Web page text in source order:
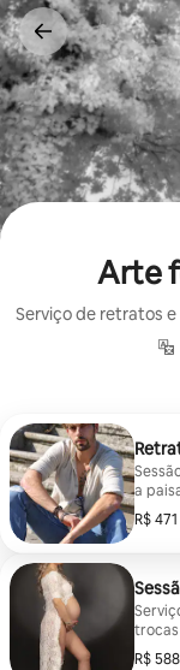
Pular
para
o
conteúdo
Arte
Serviço de retratos
a
R$ 471
R$
,
R$ 588
R$
,